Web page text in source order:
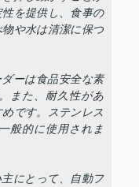
を提供し、食事の
や水は清潔に保つ
ーは食品安全な素
また、耐久性があ
です。ステンレス
般的に使用されま
にとって、自動フ